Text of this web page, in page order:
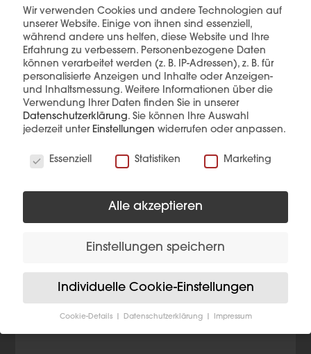
Diese Produkte könnten Sie auch
interessieren
Wir verwenden Cookies und andere Technologien auf
unserer Website. Einige von ihnen sind essenziell,
während andere uns helfen, diese Website und Ihre
Erfahrung zu verbessern. Personenbezogene Daten
können verarbeitet werden (z. B. IP-Adressen), z. B. für
personalisierte Anzeigen und Inhalte oder Anzeigen-
und Inhaltsmessung. Weitere Informationen über die
Verwendung Ihrer Daten finden Sie in unserer
Datenschutzerklärung. Sie können Ihre Auswahl
jederzeit unter Einstellungen widerrufen oder anpassen.
Essenziell
Statistiken Marketing
Alle akzeptieren
Einstellungen speichern
Individuelle Cookie-Einstellungen
Cookie-Details Datenschutzerklärung Impressum
Datenschutzeinstellungen